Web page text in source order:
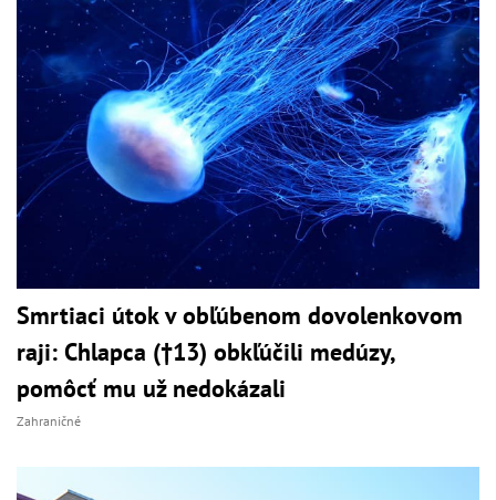
Smrtiaci útok v obľúbenom dovolenkovom
raji: Chlapca (†13) obkľúčili medúzy,
pomôcť mu už nedokázali
Zahraničné